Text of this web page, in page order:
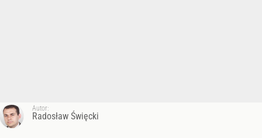
Autor:
Radosław Święcki